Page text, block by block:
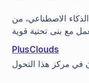
الاصطناعي، من
PlusClouds